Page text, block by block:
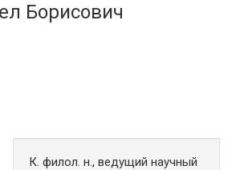
Борисович
К. филол. н., ведущий научный